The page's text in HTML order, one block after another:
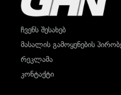
ჩვენს შესახებ
მასალის გამოყენების
რეკლამა
კონტაქტი